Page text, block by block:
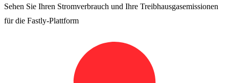
Sehen Sie Ihren Stromverbrauch und Ihre Treibhausgasemissionen
für die Fastly-Plattform